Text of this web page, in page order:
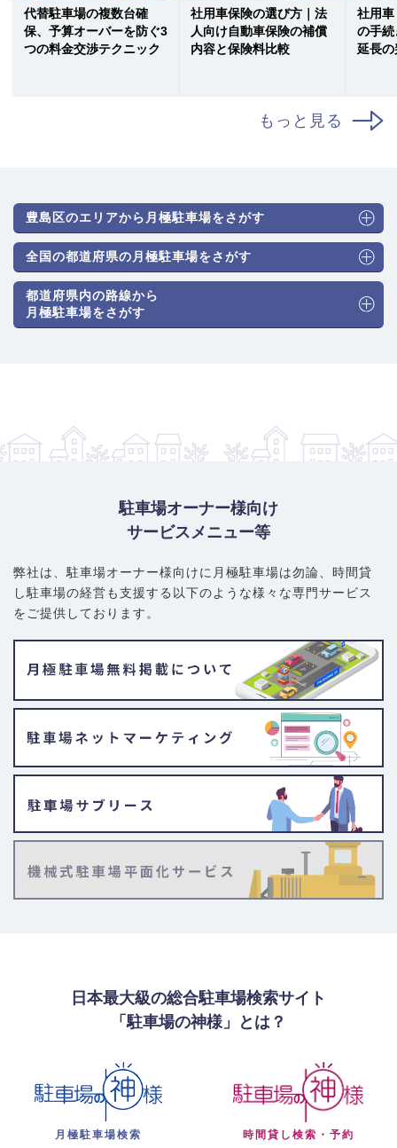
代替駐車場の複数台確
保、予算オーバーを防ぐ3
つの料金交渉テクニック
社用車保険の選び方｜法
人向け自動車保険の補償
内容と保険料比較
社用
の手
延長
もっと見る
豊島区のエリアから月極駐車場をさがす
全国の都道府県の月極駐車場をさがす
都道府県内の路線から
月極駐車場をさがす
駐車場オーナー様向け
サービスメニュー等
弊社は、駐車場オーナー様向けに月極駐車場は勿論、 時間貸
し駐車場の経営も支援する以下のような様々な専門サービス
をご提供しております。
日本最大級の総合駐車場検索サイト
「駐車場の神様」とは？
月極駐車場検索 時間貸し検索・予約